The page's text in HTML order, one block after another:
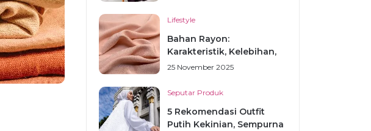
Lifestyle
Bahan Rayon:
Karakteristik, Kelebihan,
Kekurang...
25 November 2025
Seputar Produk
5 Rekomendasi Outfit
Putih Kekinian, Sempurna